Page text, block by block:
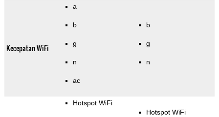
Kecepatan WiFi
a
b
g
n
ac
b
g
n
Hotspot WiFi
Hotspot WiFi